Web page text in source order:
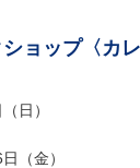
ョップ〈カレ
日）
（金）